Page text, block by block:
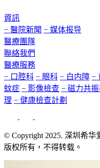
資訊
− 醫院新聞 − 媒体报导
醫療團隊
聯絡我們
醫療服務
− 口腔科 − 眼科 − 白内障 −
蚊症 − 影像檢查 − 磁力共振
理 − 健康檢查計劃
© Copyright 2025. 深圳希华
版权所有，不得转载。